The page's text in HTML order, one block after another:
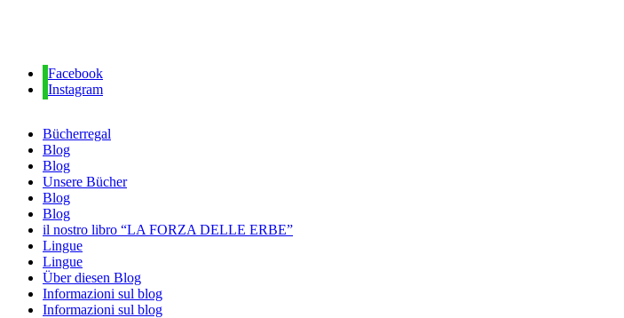
Facebook
Instagram
Bücherregal
Blog
Blog
Unsere Bücher
Blog
Blog
il nostro libro “LA FORZA DELLE ERBE”
Lingue
Lingue
Über diesen Blog
Informazioni sul blog
Informazioni sul blog